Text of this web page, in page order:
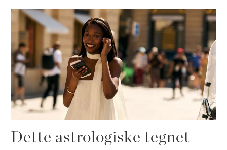
Dette astrologiske tegnet